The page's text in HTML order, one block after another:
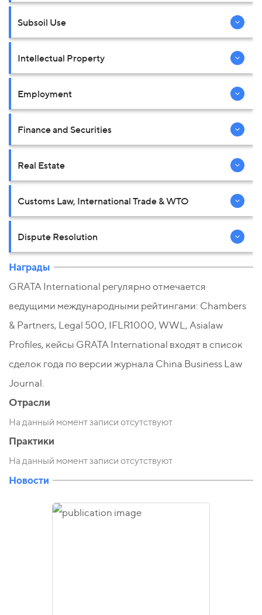
Subsoil Use
Intellectual Property
Employment
Finance and Securities
Real Estate
Customs Law, International Trade & WTO
Dispute Resolution
Награды
GRATA International регулярно отмечается
ведущими международными рейтингами: Chambers
& Partners, Legal 500, IFLR1000, WWL, Asialaw
Profiles, кейсы GRATA International входят в список
сделок года по версии журнала China Business Law
Journal.
Отрасли
На данный момент записи отсутствуют
Практики
На данный момент записи отсутствуют
Новости